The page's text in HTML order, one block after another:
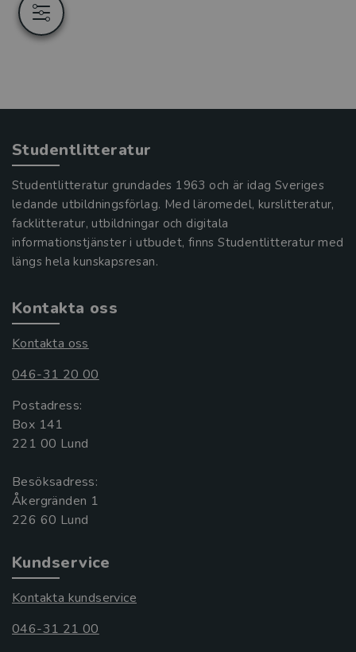
Studentlitteratur
Studentlitteratur grundades 1963 och är idag Sveriges
ledande utbildningsförlag. Med läromedel, kurslitteratur,
facklitteratur, utbildningar och digitala
informationstjänster i utbudet, finns Studentlitteratur med
längs hela kunskapsresan.
Kontakta oss
Kontakta oss
046-31 20 00
Postadress:
Box 141
221 00 Lund
Besöksadress:
Åkergränden 1
Kundservice
Kontakta kundservice
046-31 21 00